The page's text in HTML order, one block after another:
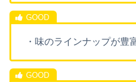
・味のラインナップが豊